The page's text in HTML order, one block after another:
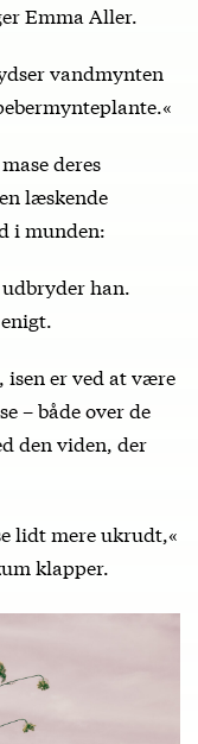
Emma Aller.
vandmynten
deres
læskende
i munden:
han.
isen er ved at være
– både over de
den viden, der
lidt mere ukrudt,«
klapper.